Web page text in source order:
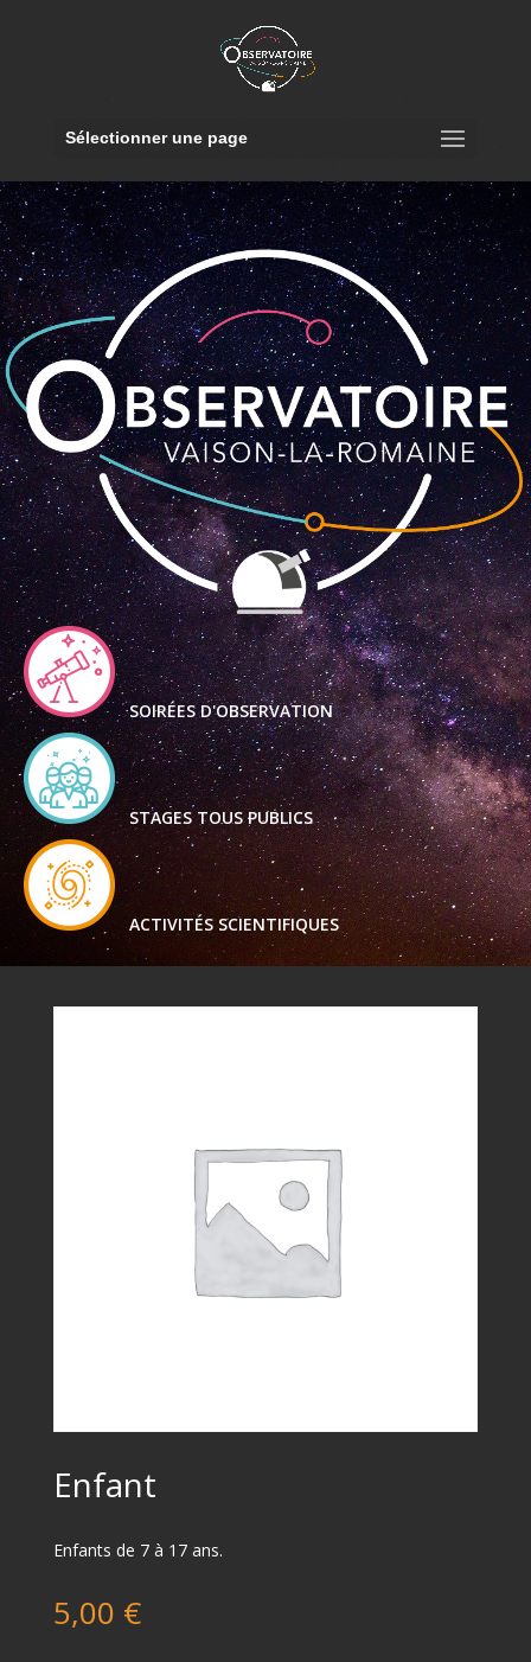
Sélectionner une page
SOIRÉES D'OBSERVATION
STAGES TOUS PUBLICS
ACTIVITÉS SCIENTIFIQUES
Enfant
Enfants de 7 à 17 ans.
5,00 €